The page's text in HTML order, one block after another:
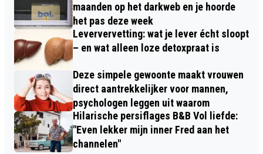
maanden op het darkweb en je hoorde
het pas deze week
Leververvetting: wat je lever écht sloopt
– en wat alleen loze detoxpraat is
Deze simpele gewoonte maakt vrouwen
direct aantrekkelijker voor mannen,
psychologen leggen uit waarom
Hilarische persiflages B&B Vol liefde:
"Even lekker mijn inner Fred aan het
channelen"